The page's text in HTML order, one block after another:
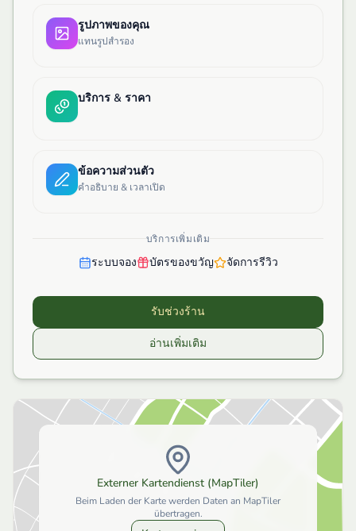
รูปภาพของคุณ
แทนรูปสำรอง
บริการ & ราคา
ข้อความส่วนตัว
คำอธิบาย & เวลาเปิด
บริการเพิ่มเติม
ระบบจอง บัตรของขวัญ จัดการรีวิว
รับช่วงร้าน
อ่านเพิ่มเติม
Externer Kartendienst (MapTiler)
Beim Laden der Karte werden Daten an MapTiler
übertragen.